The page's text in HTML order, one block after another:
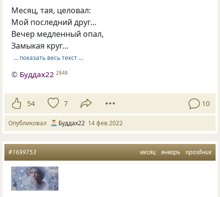
Месяц, тая, целовал:
Мой последний друг…
Вечер медленный опал,
Замыкая круг…
… показать весь текст …
© Буддах22 2848
54 7 10
Опубликовал Буддах22 14 фев 2022
месяц январь праздник
#1699753